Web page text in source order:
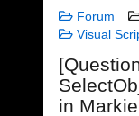
Forum
Visual
in